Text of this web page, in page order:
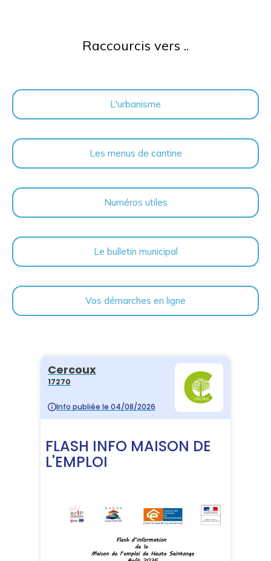
Raccourcis vers ..
L'urbanisme
Les menus de cantine
Numéros utiles
Le bulletin municipal
Vos démarches en ligne